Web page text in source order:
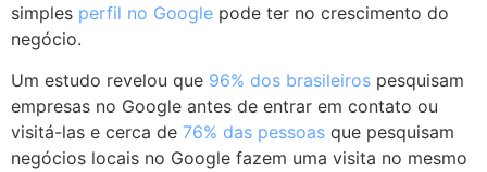
simples perfil no Google pode ter no crescimento do
negócio.
Um estudo revelou que 96% dos brasileiros pesquisam
empresas no Google antes de entrar em contato ou
visitá-las e cerca de 76% das pessoas que pesquisam
negócios locais no Google fazem uma visita no mesmo